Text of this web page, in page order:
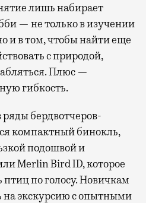
лишь набирает
— не только в изучении
и в том, чтобы найти еще
с природой,
Плюс —
гибкость.
бердвотчеров-
компактный бинокль,
подошвой и
Merlin Bird ID, которое
птиц по голосу. Новичкам
на экскурсию с опытными